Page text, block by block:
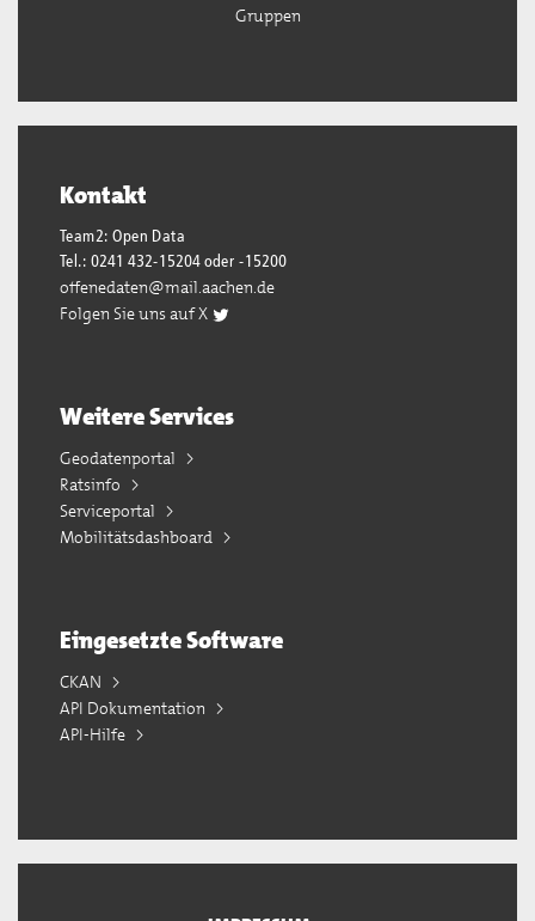
Gruppen
Kontakt
Team2: Open Data
Tel.: 0241 432-15204 oder -15200
offenedaten@mail.aachen.de
Folgen Sie uns auf X
Weitere Services
Geodatenportal
Ratsinfo
Serviceportal
Mobilitätsdashboard
Eingesetzte Software
CKAN
API Dokumentation
API-Hilfe